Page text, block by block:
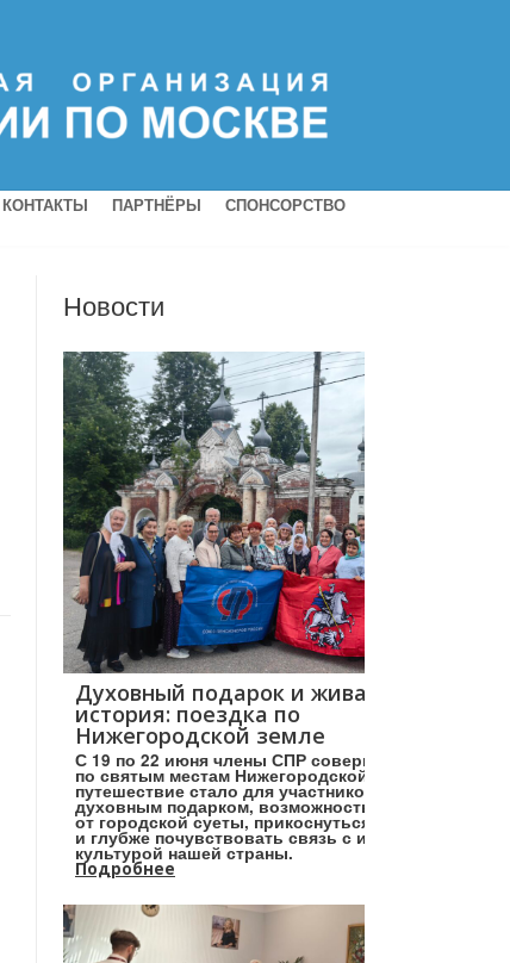
КОНТАКТЫ ПАРТНЁРЫ
СПОНСОРСТВО
Новости
Духовный подарок и живая
история: поездка по
Нижегородской земле
С 19 по 22 июня члены СПР совершили поездку
по святым местам Нижегородской земли. Это
путешествие стало для участников настоящим
духовным подарком, возможностью отвлечься
от городской суеты, прикоснуться к святыням
и глубже почувствовать связь с историей и
культурой нашей страны.
Подробнее